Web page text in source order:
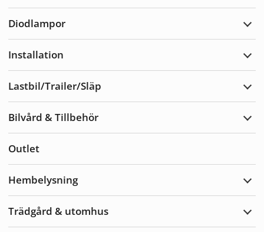
Diodlampor
Installation
Lastbil/Trailer/Släp
Bilvård & Tillbehör
Outlet
Hembelysning
Trädgård & utomhus